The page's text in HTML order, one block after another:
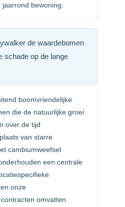
bewoning.
de waardebomen
schade op de lange
boomvriendelijke
die de natuurlijke groei
over de tijd
van starre
cambiumweefsel
een centrale
onze
omvatten